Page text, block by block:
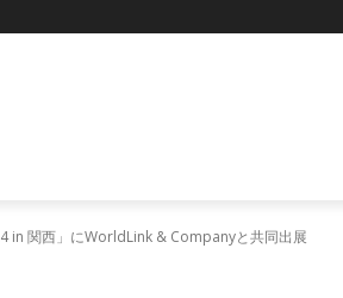
in 関西」にWorldLink & Companyと共同出展